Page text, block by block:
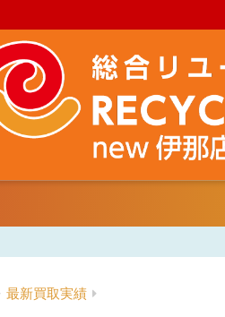
最新買取実績